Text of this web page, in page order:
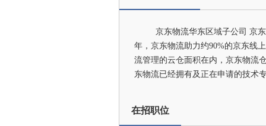
京东物流华东区域子公司 京
年，京东物流助力约90%的京东线
流管理的云仓面积在内，京东物流
东物流已经拥有及正在申请的技术
在招职位